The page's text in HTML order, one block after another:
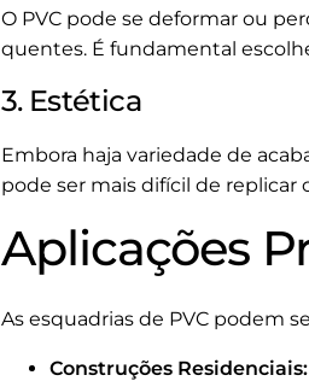
O PVC pode se deformar ou
quentes. É fundamental
3. Estética
Embora haja variedade de
pode ser mais difícil de replicar
Aplicações
As esquadrias de PVC podem
Construções Residenciais: